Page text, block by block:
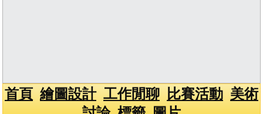
首頁 繪圖設計 工作閒聊 比賽活動 美術